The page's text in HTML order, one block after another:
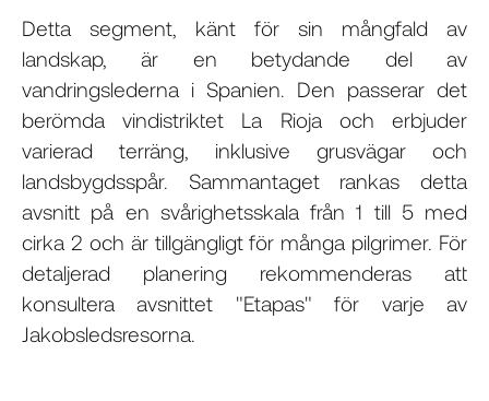
Detta segment, känt för sin mångfald av
landskap, är en betydande del av
vandringslederna i Spanien. Den passerar det
berömda vindistriktet La Rioja och erbjuder
varierad terräng, inklusive grusvägar och
landsbygdsspår. Sammantaget rankas detta
avsnitt på en svårighetsskala från 1 till 5 med
cirka 2 och är tillgängligt för många pilgrimer. För
detaljerad planering rekommenderas att
konsultera avsnittet "Etapas" för varje av
Jakobsledsresorna.